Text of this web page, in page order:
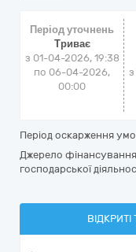
Період уточнень
Триває
з 01-04-2026, 19:38
по 06-04-2026,
00:00
Період оскарження
Джерело
господарської